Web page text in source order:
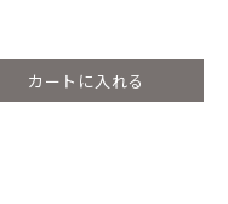
カートに入れる